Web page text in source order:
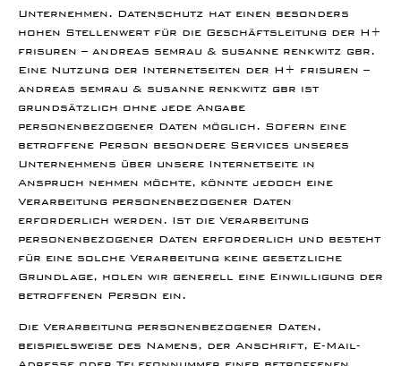
Unternehmen. Datenschutz hat einen besonders
hohen Stellenwert für die Geschäftsleitung der H+
frisuren – andreas semrau & susanne renkwitz gbr.
Eine Nutzung der Internetseiten der H+ frisuren –
andreas semrau & susanne renkwitz gbr ist
grundsätzlich ohne jede Angabe
personenbezogener Daten möglich. Sofern eine
betroffene Person besondere Services unseres
Unternehmens über unsere Internetseite in
Anspruch nehmen möchte, könnte jedoch eine
Verarbeitung personenbezogener Daten
erforderlich werden. Ist die Verarbeitung
personenbezogener Daten erforderlich und besteht
für eine solche Verarbeitung keine gesetzliche
Grundlage, holen wir generell eine Einwilligung der
betroffenen Person ein.
Die Verarbeitung personenbezogener Daten,
beispielsweise des Namens, der Anschrift, E-Mail-
Adresse oder Telefonnummer einer betroffenen